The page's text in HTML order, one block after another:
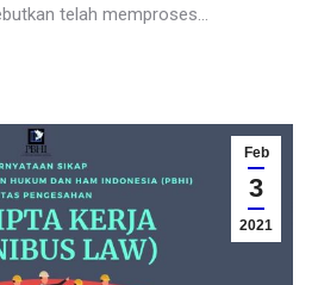
telah memproses…
Feb
3
2021